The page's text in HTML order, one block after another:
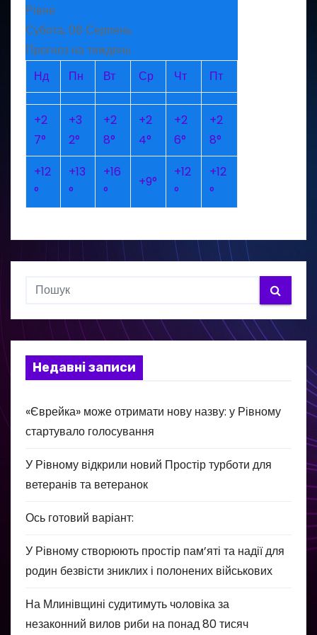
Рівне
Субота, 08 Серпень
Прогноз на тиждень
Нд
Пн Вт Ср Чт Пт
+2
7°
+3
2°
+2
8°
+2
4°
+2
6°
+2
8°
+12
°
+13
°
+16
°
+9°
+12
°
+12
°
Недавні записи
«Єврейка» може отримати нову назву: у Рівному
стартувало голосування
У Рівному відкрили новий Простір турботи для
ветеранів та ветеранок
Ось готовий варіант:
У Рівному створюють простір пам’яті та надії для
родин безвісти зниклих і полонених військових
На Млинівщині судитимуть чоловіка за
незаконний вилов риби на понад 80 тисяч